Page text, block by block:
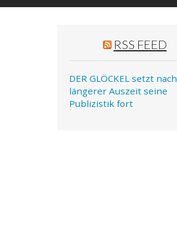
RSS FEED
DER GLÖCKEL setzt nach
längerer Auszeit seine
Publizistik fort